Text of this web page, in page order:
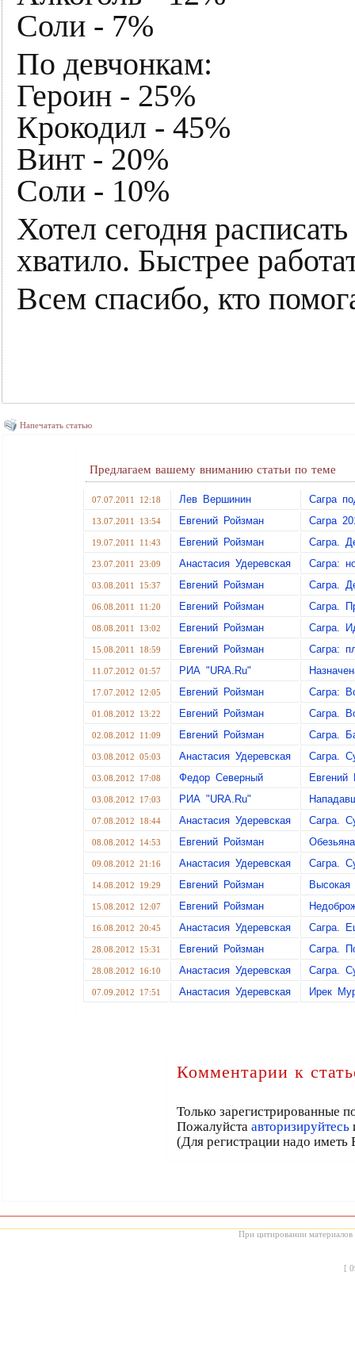
Соли - 7%
По девчонкам:
Героин - 25%
Крокодил - 45%
Винт - 20%
Соли - 10%
Хотел сегодня
хватило. Быстрее
Всем спасибо, кто
Напечатать статью
Предлагаем вашему вниманию статьи по теме
07.07.2011 12:18 Лев Вершинин Сагра
13.07.2011 13:54 Евгений Ройзман Сагра
19.07.2011 11:43 Евгений Ройзман Сагра.
23.07.2011 23:09 Анастасия Удеревская Сагра:
03.08.2011 15:37 Евгений Ройзман Сагра.
06.08.2011 11:20 Евгений Ройзман Сагра.
08.08.2011 13:02 Евгений Ройзман Сагра.
15.08.2011 18:59 Евгений Ройзман Сагра:
11.07.2012 01:57 РИА "URA.Ru"
17.07.2012 12:05 Евгений Ройзман Сагра:
01.08.2012 13:22 Евгений Ройзман Сагра.
02.08.2012 11:09 Евгений Ройзман Сагра.
03.08.2012 05:03 Анастасия Удеревская Сагра.
03.08.2012 17:08 Федор Северный
03.08.2012 17:03 РИА "URA.Ru"
07.08.2012 18:44 Анастасия Удеревская Сагра.
08.08.2012 14:53 Евгений Ройзман
09.08.2012 21:16 Анастасия Удеревская Сагра.
14.08.2012 19:29 Евгений Ройзман Высокая
15.08.2012 12:07 Евгений Ройзман
16.08.2012 20:45 Анастасия Удеревская Сагра.
28.08.2012 15:31 Евгений Ройзман Сагра.
28.08.2012 16:10 Анастасия Удеревская Сагра.
07.09.2012 17:51 Анастасия Удеревская Ирек
Комментарии к
Только зарегистрированные
Пожалуйста авторизируйтесь
(Для регистрации надо
При цитировании материалов
[